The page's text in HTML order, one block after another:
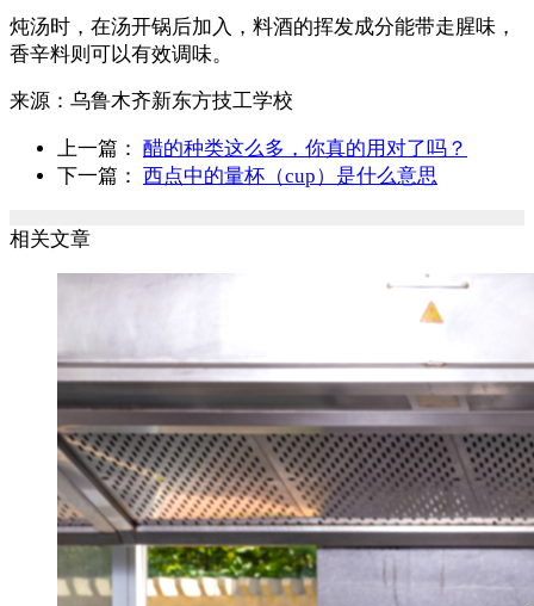
炖汤时，在汤开锅后加入，料酒的挥发成分能带走腥味，
香辛料则可以有效调味。
来源： 乌鲁木齐新东方技工学校
上一篇： 醋的种类这么多，你真的用对了吗？
下一篇： 西点中的量杯（cup）是什么意思
相关文章